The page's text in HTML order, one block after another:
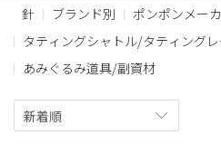
針 ブランド別
ポンポンメー
タティングシャトル/タティング
あみぐるみ道具/副資材